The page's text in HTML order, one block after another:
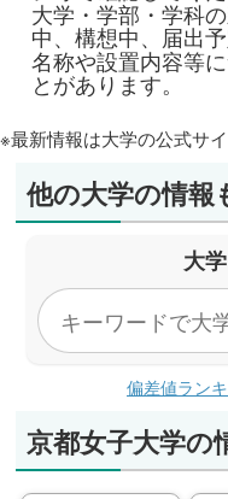
大学・学部・学科
中、構想中、届出
名称や設置内容等
とがあります。
※最新情報は大学の公式サ
他の大学の情報
大
偏差値ラン
京都女子大学の